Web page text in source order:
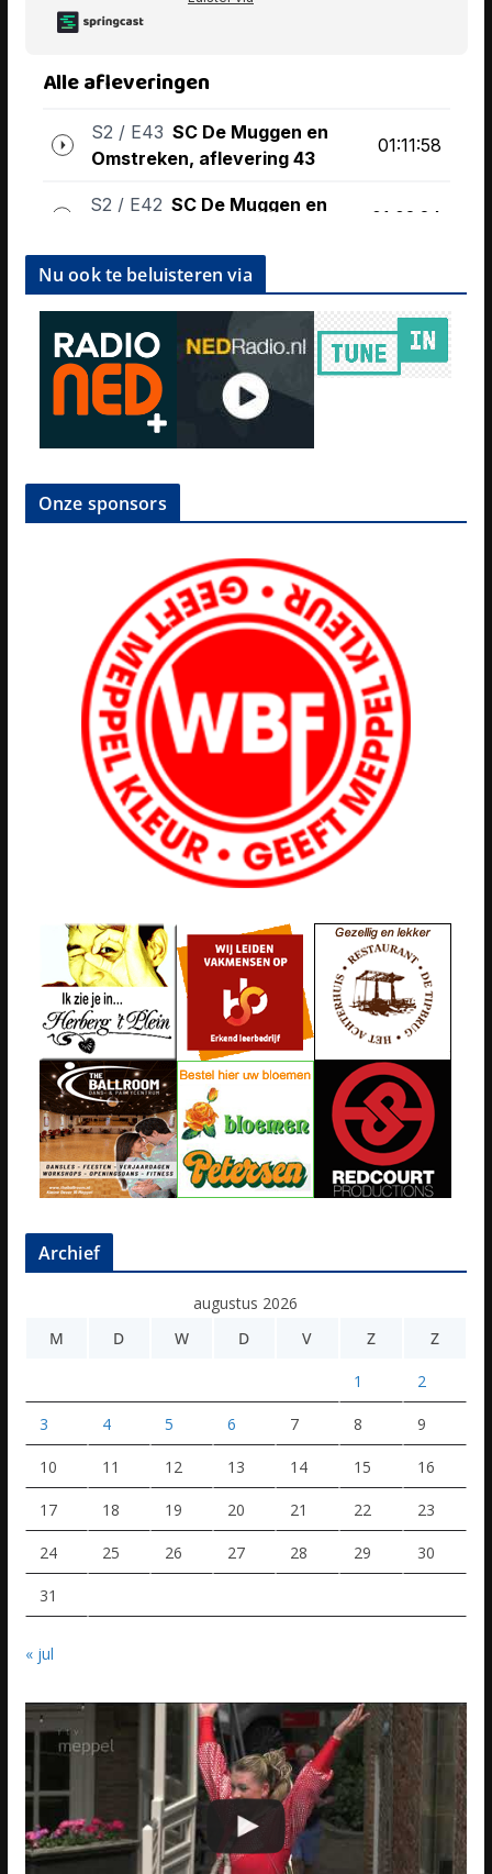
Nu ook te beluisteren via
Onze sponsors
Archief
augustus 2026
M
D W D V Z Z
1 2
3 4 5 6 7 8 9
10 11 12 13 14 15 16
17 18 19 20 21 22 23
24 25 26 27 28 29 30
31
« jul